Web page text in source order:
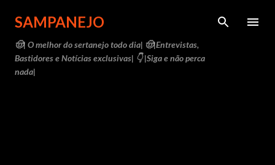
Pular para o conteúdo principal
SAMPANEJO
🤠| O melhor do sertanejo todo dia| 🤠|Entrevistas,
Bastidores e Notícias exclusivas| 👇 |Siga e não perca
nada|